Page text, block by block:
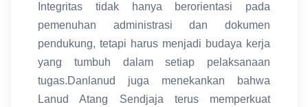
Integritas tidak hanya berorientasi pada
pemenuhan administrasi dan dokumen
pendukung, tetapi harus menjadi budaya kerja
yang tumbuh dalam setiap pelaksanaan
tugas.Danlanud juga menekankan bahwa
Lanud Atang Sendjaja terus memperkuat